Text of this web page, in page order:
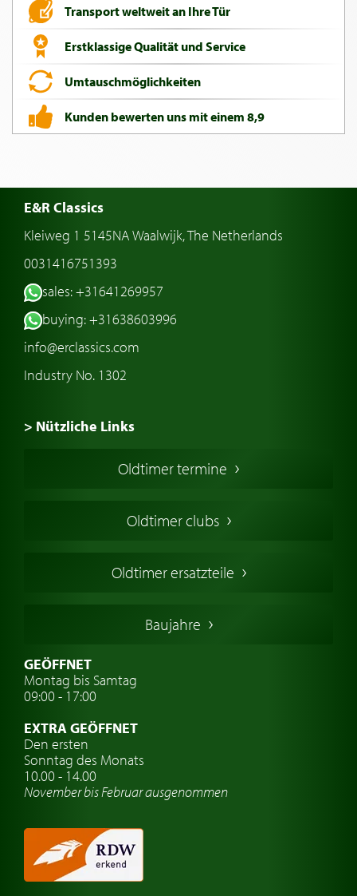
Transport weltweit an Ihre Tür
Erstklassige Qualität und Service
Umtauschmöglichkeiten
Kunden bewerten uns mit einem 8,9
E&R Classics
Kleiweg 1 5145NA Waalwijk, The Netherlands
0031416751393
sales: +31641269957
buying: +31638603996
info@erclassics.com
Industry No. 1302
> Nützliche Links
Oldtimers in Europa
Englische Oldtimer
Deutsche Oldtimer
Schwedische Oldtimer
Oldtimer mit h-kennzeichen
Auto Oldtimer Markt
Oldtimer-Versicherung
Oldtimer-Clubs
Oldtimer-Reisen
Automarken uhren
Oldtimer termine
Oldtimer clubs
Oldtimer ersatzteile
Baujahre
GEÖFFNET
Montag bis Samtag
09:00 - 17:00
EXTRA GEÖFFNET
Den ersten
Sonntag des Monats
10.00 - 14.00
November bis Februar ausgenommen